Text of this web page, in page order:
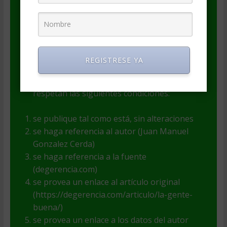
autor(a) es responsable por el contenido y
legitimidad de su autoría.
El contenido puede ser incluido en
respetan las siguientes condiciones:
se publique tal como está, sin alteraciones
se haga referencia al autor (Juan Manuel
Gonzalez Cerda)
se haga referencia a la fuente
(degerencia.com)
se provea un enlace al artículo original
(https://degerencia.com/articulo/la-gente-
buena/)
se provea un enlace a los datos del autor
REGISTRESE YA